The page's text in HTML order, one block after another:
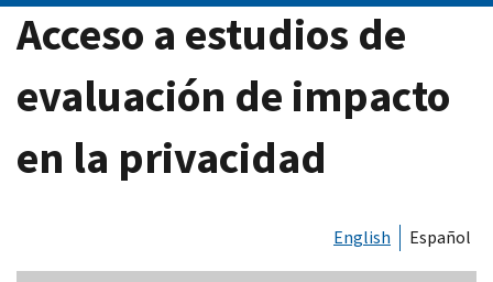
Acceso a estudios de
evaluación de impacto
en la privacidad
English Español